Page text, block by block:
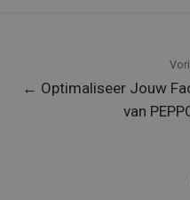
← Optimaliseer Jouw
van